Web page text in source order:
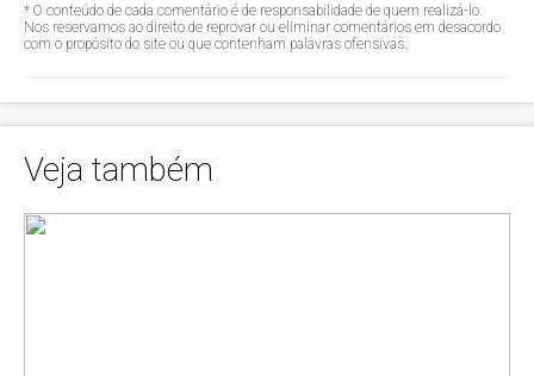
* O conteúdo de cada comentário é de responsabilidade de quem realizá-lo.
Nos reservamos ao direito de reprovar ou eliminar comentários em desacordo
com o propósito do site ou que contenham palavras ofensivas.
Veja também